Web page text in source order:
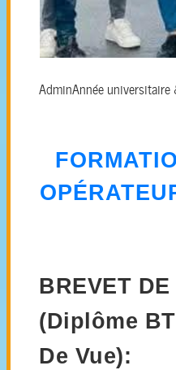
AdminAnnée
BREVET
(Diplôme
De Vue):